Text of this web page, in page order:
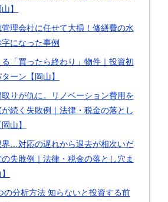
】
管理会社に任せて大損！修繕費の水
になった事例
「買ったら終わり」物件｜投資初
ーン【岡山】
りが仇に。リノベーション費用を
続く失敗例｜法律・税金の落とし
山】
界…対応の遅れから退去が相次いだ
失敗例｜法律・税金の落とし穴ま
の分析方法 知らないと投資する前